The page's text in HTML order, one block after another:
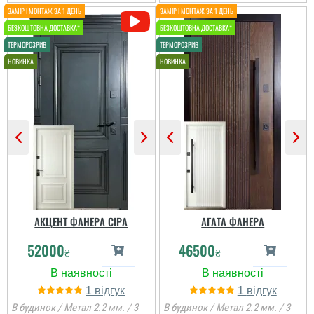
не потрібно робити
відкосів. Фото нище
додаю....
читати всі відгуки
Сергій
Непоганий варінт, дуже
є в наявності, та хороша
ціна, мені потрібно були
закрить два проєми і
мене все влаштувало....
читати всі відгуки
АКЦЕНТ ФАНЕРА СІРА
52000₴
1
В будинок / Метал 2.2 мм. / 3
АГАТА ФАНЕРА
46500₴
1
В будинок / Метал 2.2 мм. / 3